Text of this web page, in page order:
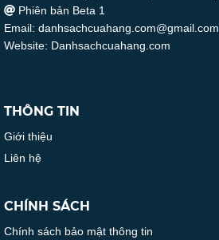
Phiên bản Beta 1
Email: danhsachcuahang.com@gmail.com
Website: Danhsachcuahang.com
THÔNG TIN
Giới thiệu
Liên hệ
CHÍNH SÁCH
Chính sách bảo mật thông tin